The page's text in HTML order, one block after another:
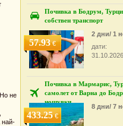
не
най-
Почивка в Бодрум,
собствен транспорт
57.93€
2 дни/ 1
дати:
Почивка в Мармарис,
самолет от Варна до
нощувки
433.25€
8 дни/ 7